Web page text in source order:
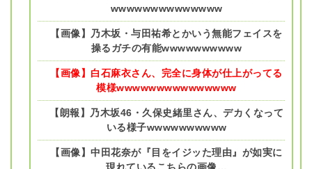
wwwwwwwwwwwwww
【画像】乃木坂・与田祐希とかいう無能フェイスを
操るガチの有能wwwwwwwwww
【画像】白石麻衣さん、完全に身体が仕上がってる
模様wwwwwwwwwwwwwww
【朗報】乃木坂46・久保史緒里さん、デカくなって
いる様子wwwwwwwwww
【画像】中田花奈が『目をイジッた理由』が如実に
現れているこちらの画像…